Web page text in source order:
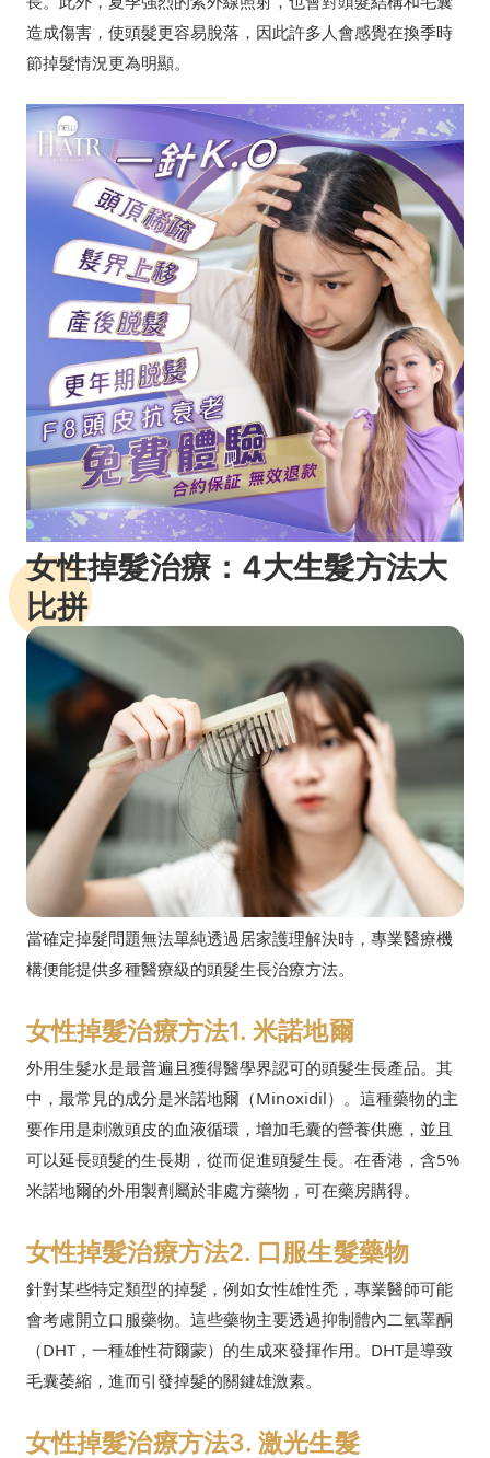
造成傷害，使頭髮更容易脫落，因此許多人會感覺在換季時
節掉髮情況更為明顯。
女性掉髮治療：4大生髮方法大
比拼
當確定掉髮問題無法單純透過居家護理解決時，專業醫療機
構便能提供多種醫療級的頭髮生長治療方法。
女性掉髮治療方法1. 米諾地爾
外用生髮水是最普遍且獲得醫學界認可的頭髮生長產品。其
中，最常見的成分是米諾地爾（Minoxidil）。這種藥物的主
要作用是刺激頭皮的血液循環，增加毛囊的營養供應，並且
可以延長頭髮的生長期，從而促進頭髮生長。在香港，含5%
米諾地爾的外用製劑屬於非處方藥物，可在藥房購得。
女性掉髮治療方法2. 口服生髮藥物
針對某些特定類型的掉髮，例如女性雄性禿，專業醫師可能
會考慮開立口服藥物。這些藥物主要透過抑制體內二氫睪酮
（DHT，一種雄性荷爾蒙）的生成來發揮作用。DHT是導致
毛囊萎縮，進而引發掉髮的關鍵雄激素。
女性掉髮治療方法3. 激光生髮